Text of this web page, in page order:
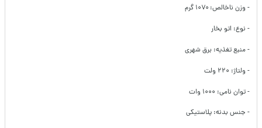
- وزن ناخالص: ۱۰۷۰ گرم
- نوع: اتو بخار
- منبع تغذیه: برق شهری
- ولتاژ: ۲۲۰ ولت
- توان نامی: ۱۰۰۰ وات
- جنس بدنه: پلاستیکی